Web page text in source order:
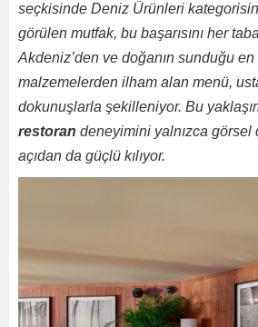
seçkisinde Deniz Ürünleri
görülen mutfak, bu başarısını her
Akdeniz’den ve doğanın sunduğu
malzemelerden ilham alan menü,
dokunuşlarla şekilleniyor. Bu
restoran deneyimini yalnızca görsel
açıdan da güçlü kılıyor.